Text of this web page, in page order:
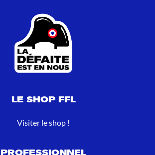
LE SHOP FFL
Visiter le shop !
PROFESSIONNEL